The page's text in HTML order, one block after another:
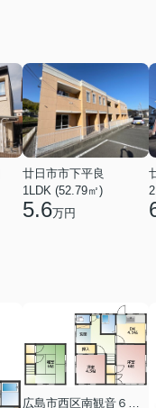
廿日市市下平良
1LDK (52.79㎡)
5.6万円